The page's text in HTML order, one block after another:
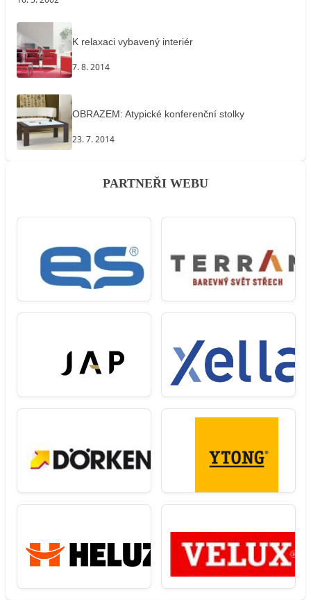
K relaxaci vybavený interiér
7. 8. 2014
OBRAZEM: Atypické konferenční stolky
23. 7. 2014
PARTNEŘI WEBU